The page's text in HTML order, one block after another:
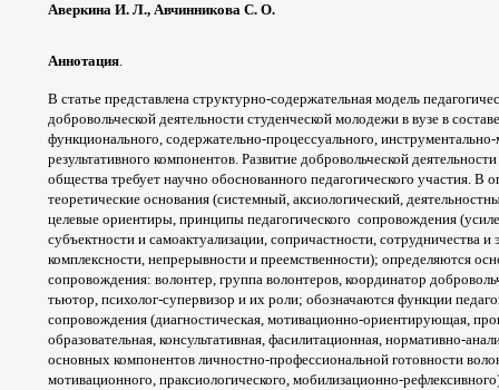
Аверкина И. Л., Авчинникова С. О.
Аннотация.
В статье представлена структурно-содержательная модель
добровольческой деятельности студенческой молодежи в вузе в
функционального, содержательно-процессуального, инструментально-
результативного компонентов. Развитие добровольческой
общества требует научно обоснованного педагогического участия. В
теоретические основания (системный, аксиологический,
целевые ориентиры, принципы педагогического сопровождения
субъектности и самоактуализации, сопричастности, сотрудничества и
комплексности, непрерывности и преемственности); определяются
сопровождения: волонтер, группа волонтеров, координатор
тьютор, психолог-супервизор и их роли; обозначаются функции
сопровождения (диагностическая, мотивационно-ориентирующая,
образовательная, консультативная, фасилитационная, нормативно-
основных компонентов личностно-профессиональной готовности
мотивационного, праксиологического, мобилизационно-